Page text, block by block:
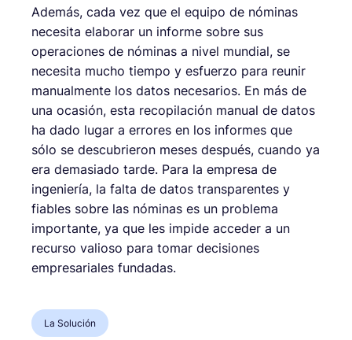
Además, cada vez que el equipo de nóminas
necesita elaborar un informe sobre sus
operaciones de nóminas a nivel mundial, se
necesita mucho tiempo y esfuerzo para reunir
manualmente los datos necesarios. En más de
una ocasión, esta recopilación manual de datos
ha dado lugar a errores en los informes que
sólo se descubrieron meses después, cuando ya
era demasiado tarde. Para la empresa de
ingeniería, la falta de datos transparentes y
fiables sobre las nóminas es un problema
importante, ya que les impide acceder a un
recurso valioso para tomar decisiones
empresariales fundadas.
La Solución